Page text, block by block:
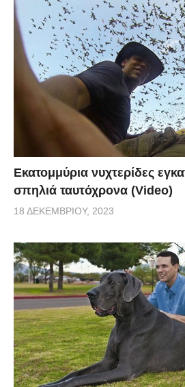
Εκατομμύρια νυχτερίδες
σπηλιά ταυτόχρονα (Video)
18 ΔΕΚΕΜΒΡΊΟΥ, 2023